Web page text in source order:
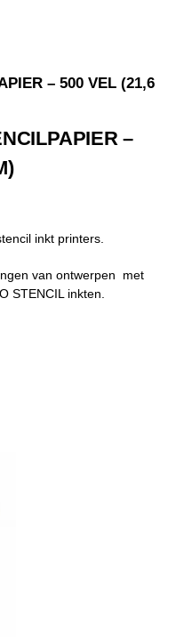
– 500 VEL (21,6
–
inkt printers.
van ontwerpen met
STENCIL inkten.